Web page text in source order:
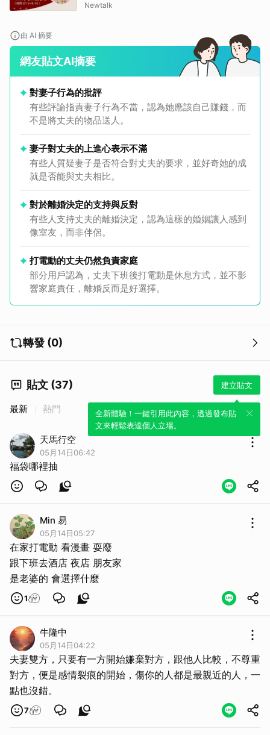
Newtalk
由 AI 摘要
網友貼文AI摘要
對妻子行為的批評
有些評論指責妻子行為不當，認為她應該自己賺錢，而
不是將丈夫的物品送人。
妻子對丈夫的上進心表示不滿
有些人質疑妻子是否符合對丈夫的要求，並好奇她的成
就是否能與丈夫相比。
對於離婚決定的支持與反對
有些人支持丈夫的離婚決定，認為這樣的婚姻讓人感到
像室友，而非伴侶。
打電動的丈夫仍然負責家庭
部分用戶認為，丈夫下班後打電動是休息方式，並不影
響家庭責任，離婚反而是好選擇。
轉發 (0)
貼文 (37) 建立貼文
全新體驗！一鍵引用此內容，透過發布貼
文來輕鬆表達個人立場。
最新 熱門
天馬行空
05月14日06:42
福袋哪裡抽
Min 易
05月14日05:27
在家打電動 看漫畫 耍廢
跟下班去酒店 夜店 朋友家
是老婆的 會選擇什麼
1
牛隆中
05月14日04:22
夫妻雙方，只要有一方開始嫌棄對方，跟他人比較，不尊重
對方，便是感情裂痕的開始，傷你的人都是最親近的人，一
點也沒錯。
7
取消